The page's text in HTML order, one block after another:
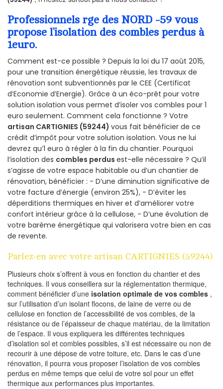
Professionnels rge des NORD -59 vous
propose l’isolation des combles perdus à
1euro.
Comment est-ce possible ? Depuis la loi du 17 août 2015,
pour une transition énergétique réussie, les travaux de
rénovation sont subventionnés par le CEE (Certificat
d’Economie d’Energie). Grâce à un éco-prêt pour votre
solution isolation vous permet d’isoler vos combles pour 1
euro seulement. Comment cela fonctionne ? Votre
artisan CARTIGNIES (59244) vous fait bénéficier de ce
crédit d’impôt pour votre solution isolation. Vous ne lui
devrez qu’1 euro à régler à la fin du chantier. Pourquoi
l’isolation des combles perdus est-elle nécessaire ? Qu’il
s’agisse de votre espace habitable ou d’un chantier de
rénovation, bénéficier : - D’une diminution significative de
votre facture d’énergie (environ 25%), - D’éviter les
déperditions thermiques en hiver et d’améliorer votre
confort intérieur grâce à la cellulose, - D’une évolution de
votre barème énergétique qui valorisera votre bien en cas
de revente.
Parlez-en avec votre artisan CARTIGNIES (59244)
Plusieurs choix s’offrent à vous en fonction du chantier et des
techniques. Il vous conseillera sur la réglementation thermique,
comment bénéficier d’une isolation optimale de vos combles ,
sur l’utilisation d’un isolant flocons, de laine de verre ou de
cellulose en fonction de l’accessibilité de vos combles, de la
résistance ou de l’épaisseur de chaque matériau, de la limitation
de l’espace. Il vous expliquera les différentes techniques
d’isolation sol et combles possibles, s’il est nécessaire ou non de
recourir à une dépose de votre toiture, etc. Dans le cas d’une
rénovation, il pourra vous proposer l’isolation de vos combles
perdus en même temps que celui de votre sol pour un effet
thermique aux performances plus importantes.